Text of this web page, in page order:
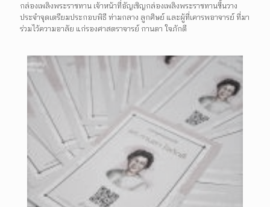
กล่องเพลิงพระราชทาน เจ้าหน้าที่อัญเชิญกล่องเพลิงพระราชทานขึ้นวาง
ประจำจุดเตรียมประกอบพิธี ท่ามกลาง ลูกศิษย์ และผู้ที่เคารพอาจารย์ ที่มา
ร่วมไว้ความอาลัย แก่รองศาสตราจารย์ กานดา ใจภักดี